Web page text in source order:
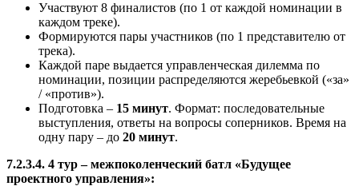
Участвуют 8 финалистов (по 1 от каждой номинации в
каждом треке).
Формируются пары участников (по 1 представителю от
трека).
Каждой паре выдается управленческая дилемма по
номинации, позиции распределяются жеребьевкой («за»
/ «против»).
Подготовка – 15 минут. Формат: последовательные
выступления, ответы на вопросы соперников. Время на
одну пару – до 20 минут.
7.2.3.4. 4 тур – межпоколенческий батл «Будущее
проектного управления»: